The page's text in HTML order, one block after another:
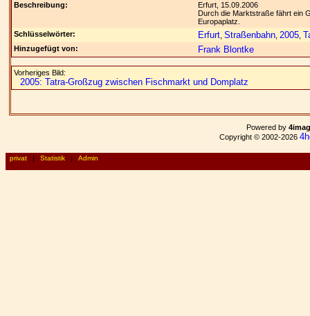
Beschreibung:
Erfurt, 15.09.2006
Durch die Marktstraße fährt ein
Europaplatz.
Schlüsselwörter:
Erfurt Straßenbahn 2005
Hinzugefügt von: Frank Blontke
Vorheriges Bild:
2005: Tatra-Großzug zwischen Fischmarkt und Domplatz
Powered by
Copyright © 2002-2026
privat | Statistik | Admin